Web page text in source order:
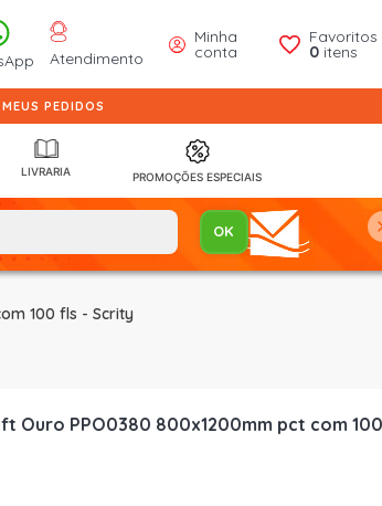
Atendimento
Minha
conta
Favoritos
0 itens
MEUS PEDIDOS
LIVRARIA PROMOÇÕES ESPECIAIS
100 fls - Scrity
Ouro PPO0380 800x1200mm pct com